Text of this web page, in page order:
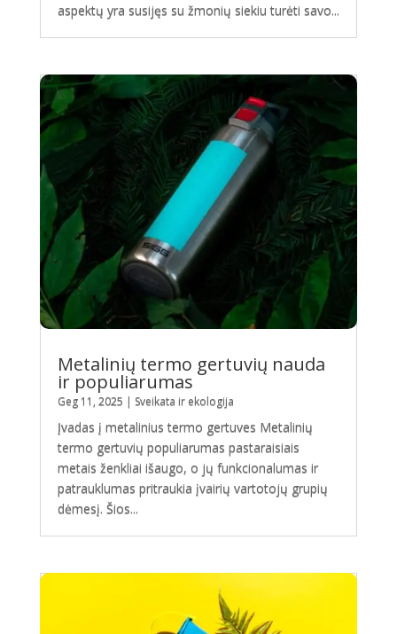
aspektų yra susijęs su žmonių siekiu turėti savo...
Metalinių termo gertuvių nauda
ir populiarumas
Geg 11, 2025 | Sveikata ir ekologija
Įvadas į metalinius termo gertuves Metalinių
termo gertuvių populiarumas pastaraisiais
metais ženkliai išaugo, o jų funkcionalumas ir
patrauklumas pritraukia įvairių vartotojų grupių
dėmesį. Šios...